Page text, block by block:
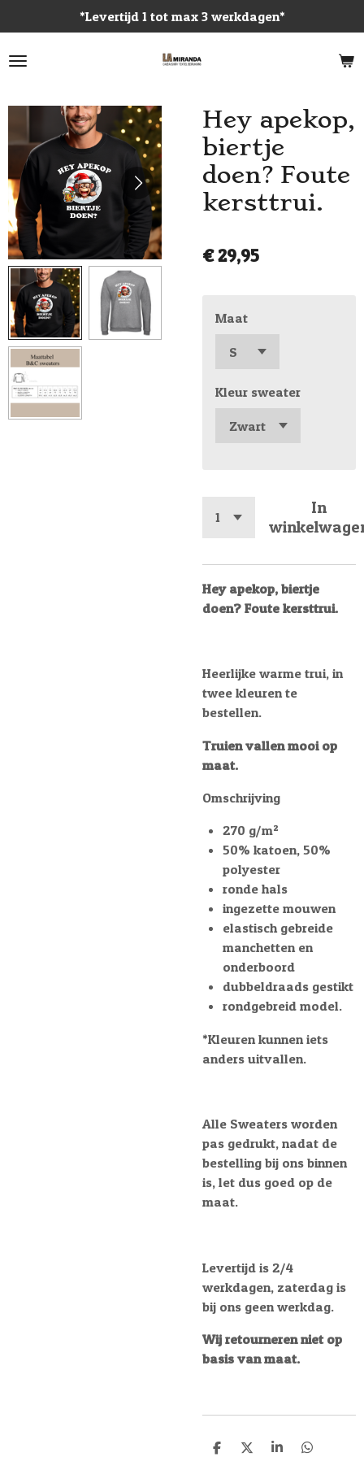
direct
naar
*Levertijd 1 tot max 3 werkdagen*
Hey apekop,
biertje
doen? Foute
kersttrui.
€ 29,95
Maat
Kleur sweater
In
Hey apekop, biertje
doen? Foute kersttrui.
Heerlijke warme trui, in
twee kleuren te
bestellen.
Truien vallen mooi op
maat.
Omschrijving
270 g/m²
50% katoen, 50%
polyester
ronde hals
ingezette mouwen
elastisch gebreide
manchetten en
onderboord
dubbeldraads gestikt
rondgebreid model.
*Kleuren kunnen iets
anders uitvallen.
Alle Sweaters worden
pas gedrukt, nadat de
bestelling bij ons binnen
is, let dus goed op de
maat.
Levertijd is 2/4
werkdagen, zaterdag is
bij ons geen werkdag.
Wij retourneren niet op
basis van maat.
D
D
S
D